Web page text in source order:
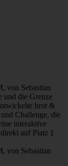
von Sebastian
und die Grenze
brot &
Challenge, die
interaktive
auf Platz 1
von Sebastian